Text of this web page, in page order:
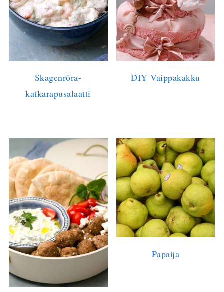
Skagenröra-
katkarapusalaatti
DIY Vaippakakku
Papaija